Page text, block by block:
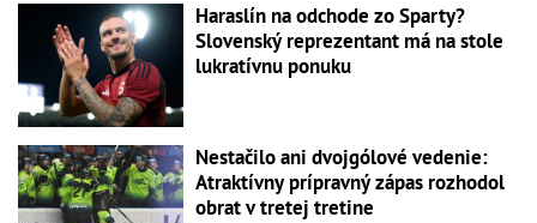
Haraslín na odchode zo Sparty?
Slovenský reprezentant má na stole
lukratívnu ponuku
Nestačilo ani dvojgólové vedenie:
Atraktívny prípravný zápas rozhodol
obrat v tretej tretine